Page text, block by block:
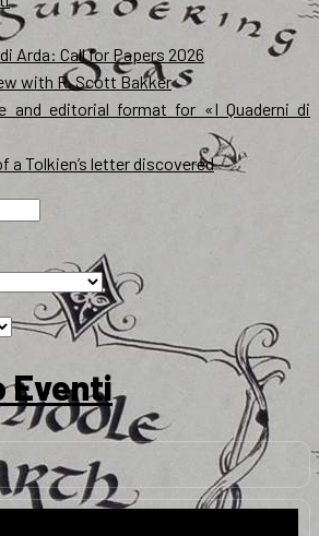
Arda: Call for Papers 2026
with R. Scott Bakker
and editorial format for «I Quaderni di
a Tolkien’s letter discovered
Eventi